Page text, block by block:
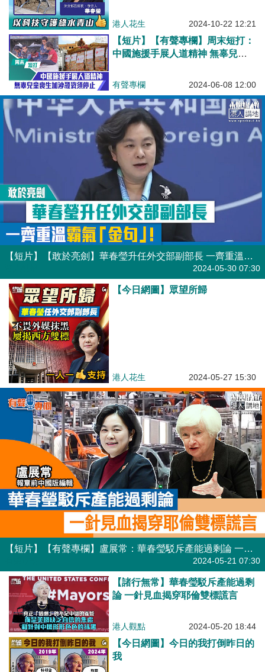
港人花生 2024-10-22 12:21
【短片】【有聲專欄】周末短打：
中國施援手展人道精神 無辜兒童
有聲專欄 2024-06-08 12:00
【短片】【敢於亮劍】華春瑩升任外交部副部長 一齊重溫霸氣「金句」！
2024-05-30 07:30
【今日網圖】眾望所歸
港人花生 2024-05-27 15:30
【短片】【有聲專欄】盧展常：華春瑩駁斥產能過剩論 一針見血揭穿耶倫雙標謊言
2024-05-21 07:30
【諸行無常】華春瑩駁斥產能過剩
論 一針見血揭穿耶倫雙標謊言
港人觀點 2024-05-20 18:44
【今日網圖】今日的我打倒昨日的
我